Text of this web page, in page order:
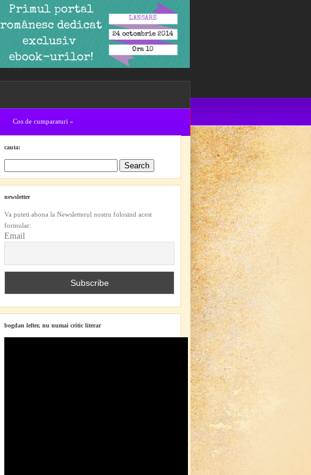
Cos de cumparaturi »
cauta:
newsletter
Va puteti abona la Newsletterul nostru folosind acest
formular:
Email
bogdan lefter, nu numai critic literar